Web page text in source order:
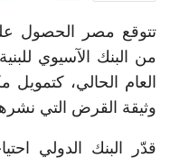
من البنك الآسيوي
العام الحالي،
وثيقة القرض التي
قدّر البنك الدولي